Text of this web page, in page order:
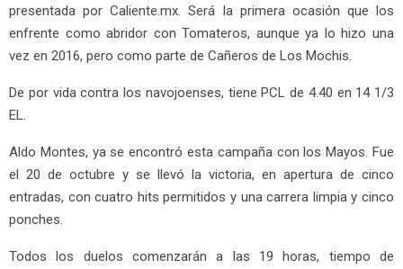
presentada por Caliente.mx. Será la primera ocasión que los
enfrente como abridor con Tomateros, aunque ya lo hizo una
vez en 2016, pero como parte de Cañeros de Los Mochis.
De por vida contra los navojoenses, tiene PCL de 4.40 en 14 1/3
EL.
Aldo Montes, ya se encontró esta campaña con los Mayos. Fue
el 20 de octubre y se llevó la victoria, en apertura de cinco
entradas, con cuatro hits permitidos y una carrera limpia y cinco
ponches.
Todos los duelos comenzarán a las 19 horas, tiempo de